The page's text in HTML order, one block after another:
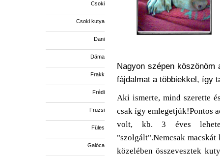
Csoki
Csoki kutya
Dani
Dáma
Frakk
Frédi
Fruzsi
Füles
Galóca
Nagyon szépen
fájdalmat a többiekkel, így
Aki ismerte, mind szerette
csak így emlegetjük!Pontos
volt, kb. 3 éves
"szolgált".Nemcsak
közelében összevesztek